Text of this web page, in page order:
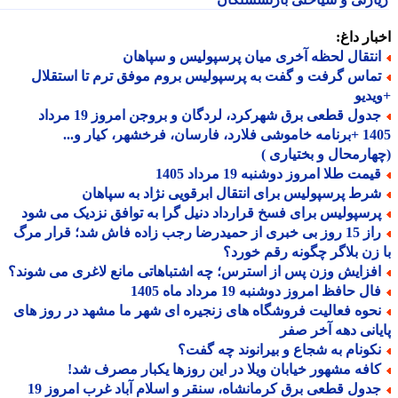
داغ:
لحظه آخری میان پرسپولیس و سپاهان
گرفت و گفت به پرسپولیس بروم موفق ترم تا استقلال
جدول قطعی برق شهرکرد، لردگان و بروجن امروز 19 مرداد
1405 +برنامه خاموشی فلارد، فارسان، فرخشهر، کیار و...
و بختیاری )
طلا امروز دوشنبه 19 مرداد 1405
پرسپولیس برای انتقال ابرقویی نژاد به سپاهان
برای فسخ قرارداد دنیل گرا به توافق نزدیک می شود
راز 15 روز بی خبری از حمیدرضا رجب زاده فاش شد؛ قرار مرگ
زن بلاگر چگونه رقم خورد؟
وزن پس از استرس؛ چه اشتباهاتی مانع لاغری می شوند؟
حافظ امروز دوشنبه 19 مرداد ماه 1405
فعالیت فروشگاه های زنجیره ای شهر ما مشهد در روز های
دهه آخر صفر
به شجاع و بیرانوند چه گفت؟
مشهور خیابان ویلا در این روزها یکبار مصرف شد!
جدول قطعی برق کرمانشاه، سنقر و اسلام آباد غرب امروز 19